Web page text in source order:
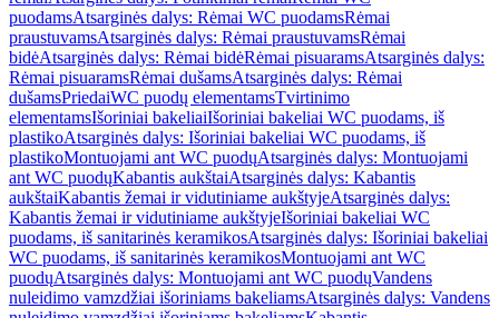
puodamsAtsarginės dalys: Rėmai WC puodamsRėmai
praustuvamsAtsarginės dalys: Rėmai praustuvamsRėmai
bidėAtsarginės dalys: Rėmai bidėRėmai pisuaramsAtsarginės dalys:
Rėmai pisuaramsRėmai dušamsAtsarginės dalys: Rėmai
dušamsPriedaiWC puodų elementamsTvirtinimo
elementamsIšoriniai bakeliaiIšoriniai bakeliai WC puodams, iš
plastikoAtsarginės dalys: Išoriniai bakeliai WC puodams, iš
plastikoMontuojami ant WC puodųAtsarginės dalys: Montuojami
ant WC puodųKabantis aukštaiAtsarginės dalys: Kabantis
aukštaiKabantis žemai ir vidutiniame aukštyjeAtsarginės dalys:
Kabantis žemai ir vidutiniame aukštyjeIšoriniai bakeliai WC
puodams, iš sanitarinės keramikosAtsarginės dalys: Išoriniai bakeliai
WC puodams, iš sanitarinės keramikosMontuojami ant WC
puodųAtsarginės dalys: Montuojami ant WC puodųVandens
nuleidimo vamzdžiai išoriniams bakeliamsAtsarginės dalys: Vandens